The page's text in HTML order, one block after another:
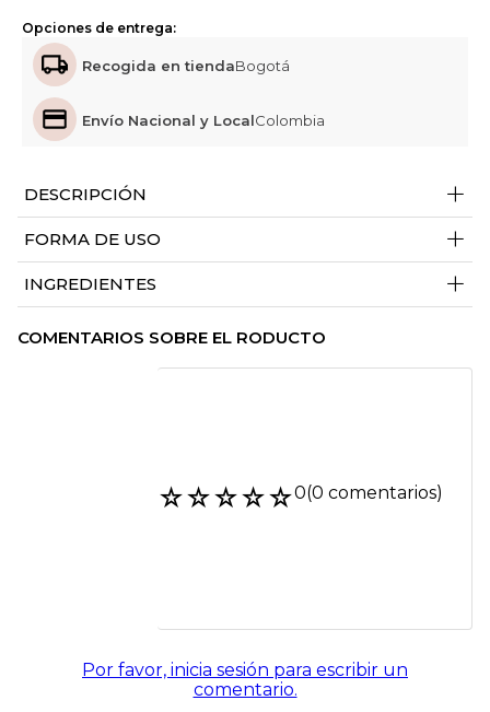
Opciones de entrega:
Recogida en tiendaBogotá
Envío Nacional y LocalColombia
DESCRIPCIÓN +
FORMA DE USO +
INGREDIENTES +
COMENTARIOS SOBRE EL RODUCTO
☆☆☆☆☆0(0 comentarios)
Por favor, inicia sesión para escribir un
comentario.